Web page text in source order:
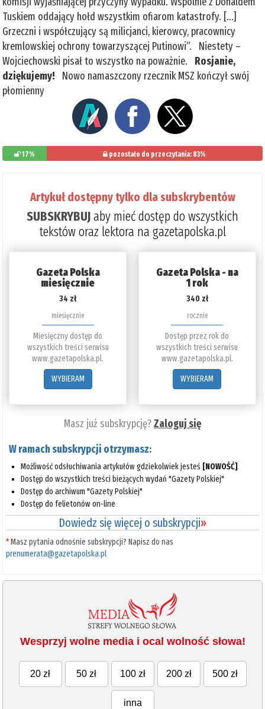
Tuskiem oddający hołd wszystkim ofiarom katastrofy. [...]
Grzeczni i współczujący są milicjanci, kierowcy, pracownicy
kremlowskiej ochrony towarzyszącej Putinowi”. Niestety –
Wojciechowski pisał to wszystko na poważnie. Rosjanie,
dziękujemy! Nowo namaszczony rzecznik MSZ kończył swój
płomienny
17% pozostało do przeczytania: 83%
Artykuł dostępny tylko dla subskrybentów
SUBSKRYBUJaby mieć dostęp do wszystkich
tekstów oraz lektora na gazetapolska.pl
Gazeta Polska
miesięcznie
34 zł
miesięcznie
Miesięczny dostęp do
wszystkich treści serwisu
www.gazetapolska.pl.
WYBIERAM
Gazeta Polska - na
1 rok
340 zł
rocznie
Dostęp przez rok do
wszystkich treści serwisu
www.gazetapolska.pl.
WYBIERAM
Masz już subskrypcję?Zaloguj się
W ramach subskrypcji otrzymasz:
Możliwość odsłuchiwania artykułów gdziekolwiek jesteś [NOWOŚĆ]
Dostęp do wszystkich treści bieżących wydań "Gazety Polskiej"
Dostęp do archiwum "Gazety Polskiej"
Dostęp do felietonów on-line
Dowiedz się więcej o subskrypcji»
*Masz pytania odnośnie subskrypcji? Napisz do nas
prenumerata@gazetapolska.pl
Wesprzyj wolne media i ocal wolność słowa!
20 zł 50 zł 100 zł 200 zł 500 zł
inna